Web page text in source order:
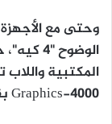
وحتى مع
الوضوح
Graphics-4000 بقدرة قصوى تبلغ 2560×1440 بكسل.